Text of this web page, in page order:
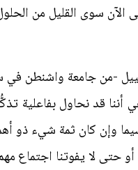
سوى القليل من
-من جامعة واشنطن
أننا قد نحاول
وإن كان ثمة شيء ذو
حتى لا يفوتنا اجتماع